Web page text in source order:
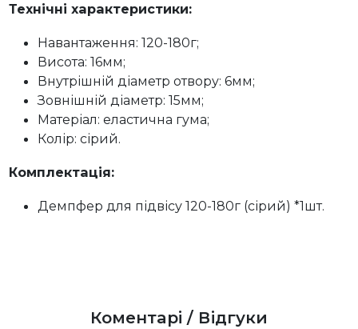
Технічні характеристики:
Навантаження: 120-180г;
Висота: 16мм;
Внутрішній діаметр отвору: 6мм;
Зовнішній діаметр: 15мм;
Матеріал: еластична гума;
Колір: сірий.
Комплектація:
Демпфер для підвісу 120-180г (сірий) *1шт.
Коментарі / Відгуки